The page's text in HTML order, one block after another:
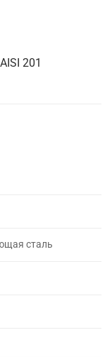
201
сталь